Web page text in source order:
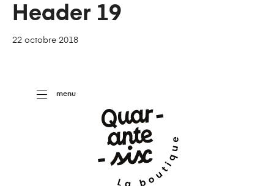
Header 19
22 octobre 2018
menu